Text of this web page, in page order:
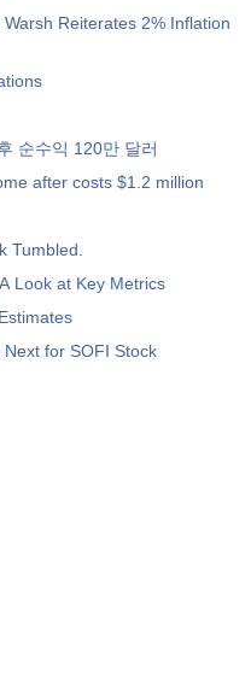
Reiterates 2% Inflation
순수익 120만 달러
after costs $1.2 million
Tumbled.
Look at Key Metrics
for SOFI Stock